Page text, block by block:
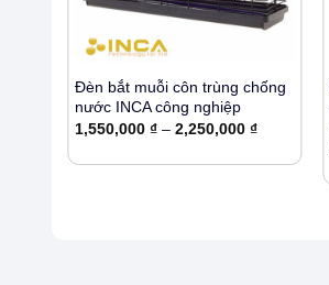
+
Đèn bắt muỗi côn trùng chống
nước INCA công nghiệp
1,550,000 ₫ – 2,250,000 ₫Khoảng
1,550,000 ₫